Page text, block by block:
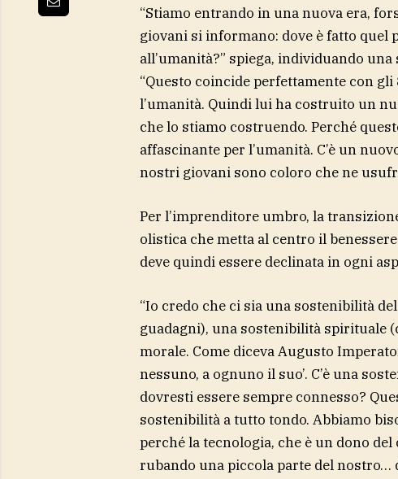
“Stiamo entrando in una nuova era,
giovani si informano: dove è fatto quel
all’umanità?” spiega, individuando
“Questo coincide perfettamente con
l’umanità. Quindi lui ha costruito un
che lo stiamo costruendo. Perché
affascinante per l’umanità. C’è un
nostri giovani sono coloro che ne
Per l’imprenditore umbro, la
olistica che metta al centro il
deve quindi essere declinata in ogni
“Io credo che ci sia una sostenibilità
guadagni), una sostenibilità spirituale
morale. Come diceva Augusto
nessuno, a ognuno il suo’. C’è una
dovresti essere sempre connesso?
sostenibilità a tutto tondo. Abbiamo
perché la tecnologia, che è un dono del
rubando una piccola parte del nostro…